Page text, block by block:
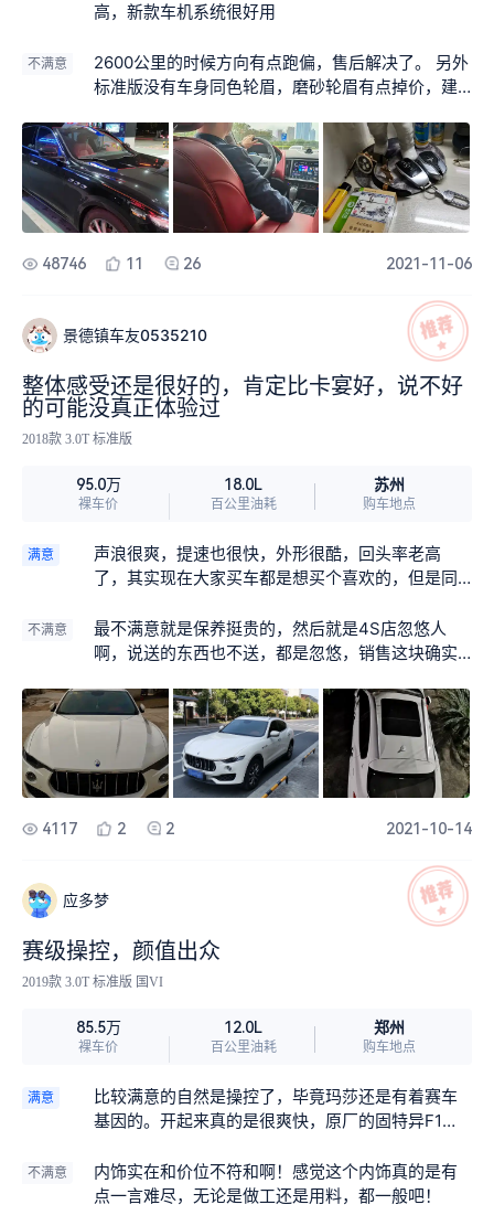
高，新款车机系统很好用
不满意
2600公里的时候方向有点跑偏，售后解决了。 另外
标准版没有车身同色轮眉，磨砂轮眉有点掉价，建
48746 11 26 2021-11-06
景德镇车友0535210
整体感受还是很好的，肯定比卡宴好，说不好
的可能没真正体验过
2018款 3.0T 标准版
95.0万
裸车价
18.0L
百公里油耗
苏州
购车地点
满意
声浪很爽，提速也很快，外形很酷，回头率老高
了，其实现在大家买车都是想买个喜欢的，但是同
车也不多，这年头，你去改排气吧，又会被抓，超
跑吧，这辈子能有多少人又买的起呢，所以玛萨拉
没卡宴好啊什么的，那没话说，因为两个定位不一
样，你花那么多钱去买卡宴干嘛？你买别的SUV也
差不多啊，安安静静，买玛萨拉蒂其实图的就是一
个爽字，其他的也没什么
不满意
最不满意就是保养挺贵的，然后就是4S店忽悠人
啊，说送的东西也不送，都是忽悠，销售这块确实
心配合他厂商打电话来回访的时候帮他圆谎，哎
4117 2 2 2021-10-14
应多梦
赛级操控，颜值出众
2019款 3.0T 标准版 国VI
85.5万
裸车价
12.0L
百公里油耗
郑州
购车地点
满意
比较满意的自然是操控了，毕竟玛莎还是有着赛车
基因的。开起来真的是很爽快，原厂的固特异F1轮
不满意
内饰实在和价位不符和啊！感觉这个内饰真的是有
点一言难尽，无论是做工还是用料，都一般吧！